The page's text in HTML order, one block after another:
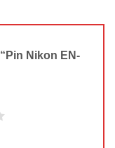
Nikon EN-